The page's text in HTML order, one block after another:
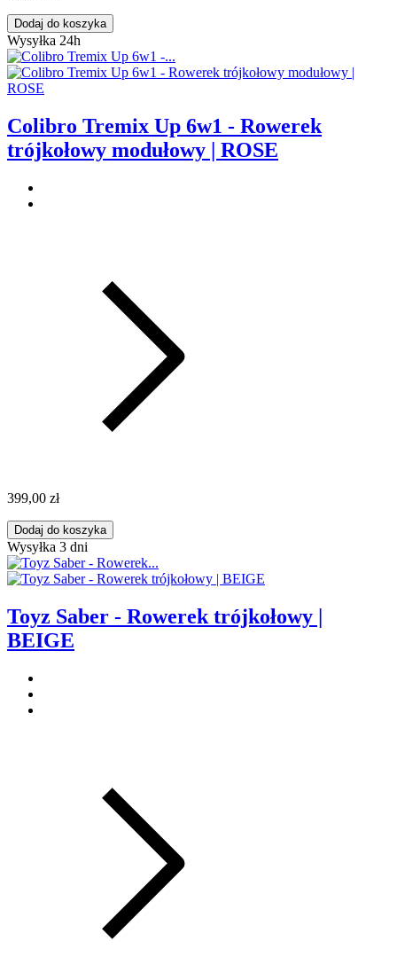
Dodaj do koszyka
Wysyłka 24h
Colibro Tremix Up 6w1 - Rowerek
trójkołowy modułowy | ROSE
399,00 zł
Dodaj do koszyka
Wysyłka 3 dni
Toyz Saber - Rowerek trójkołowy |
BEIGE